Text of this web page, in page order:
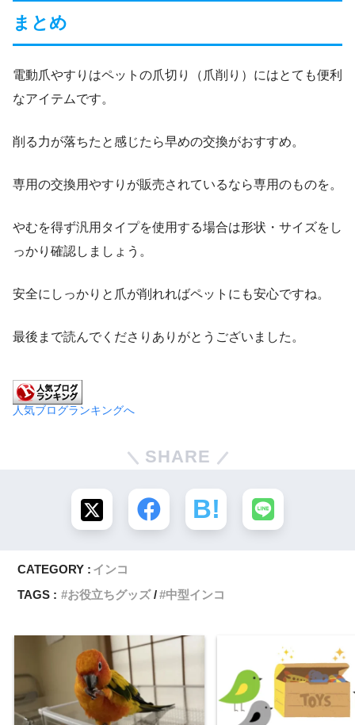
まとめ
電動爪やすりはペットの爪切り（爪削り）にはとても便利
なアイテムです。
削る力が落ちたと感じたら早めの交換がおすすめ。
専用の交換用やすりが販売されているなら専用のものを。
やむを得ず汎用タイプを使用する場合は形状・サイズをし
っかり確認しましょう。
安全にしっかりと爪が削れればペットにも安心ですね。
最後まで読んでくださりありがとうございました。
人気ブログランキングへ
SHARE
CATEGORY : インコ
TAGS :
お役立ちグッズ 中型インコ